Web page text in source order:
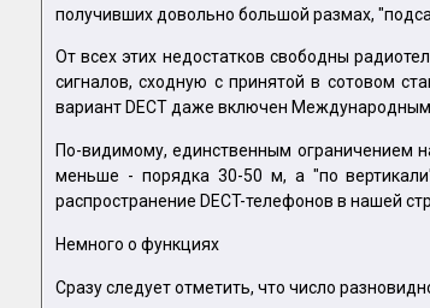
получивших довольно большой размах,
От всех этих недостатков свободны
сигналов, сходную с принятой в сотовом
вариант DECT даже включен Международным
По-видимому, единственным ограничением
меньше - порядка 30-50 м, а "по
распространение DECT-телефонов в нашей
Немного о функциях
Сразу следует отметить, что число